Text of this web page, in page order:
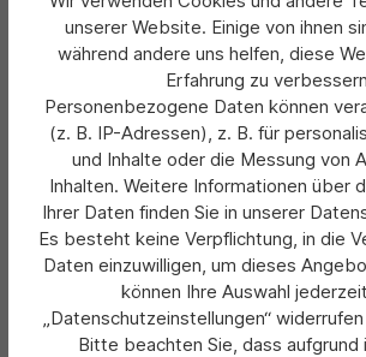
Preis pro Stück inkl. Druck (Daten geliefert):
725,30 €*
Preise exkl. MwSt. zzgl. Versandkosten
Details
unserer Website. Einige von ihnen
während andere uns helfen, diese
Erfahrung zu
Personenbezogene Daten können
(z. B. IP-Adressen), z. B. für
und Inhalte oder die Messung von
Inhalten. Weitere Informationen über
Ihrer Daten finden Sie in unserer
Es besteht keine Verpflichtung, in die
Daten einzuwilligen, um dieses
können Ihre Auswahl
„Datenschutzeinstellungen“
Bitte beachten Sie, dass aufgrund